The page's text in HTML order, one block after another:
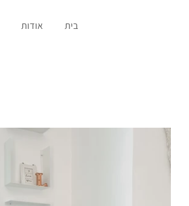
בית אודות